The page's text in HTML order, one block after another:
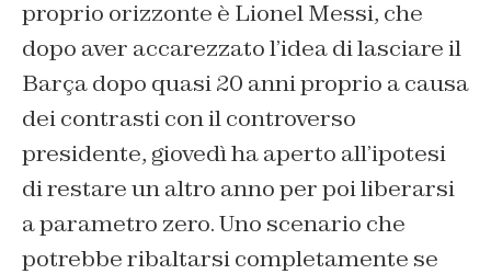
proprio orizzonte è Lionel Messi, che
dopo aver accarezzato l’idea di lasciare il
Barça dopo quasi 20 anni proprio a causa
dei contrasti con il controverso
presidente, giovedì ha aperto all’ipotesi
di restare un altro anno per poi liberarsi
a parametro zero. Uno scenario che
potrebbe ribaltarsi completamente se